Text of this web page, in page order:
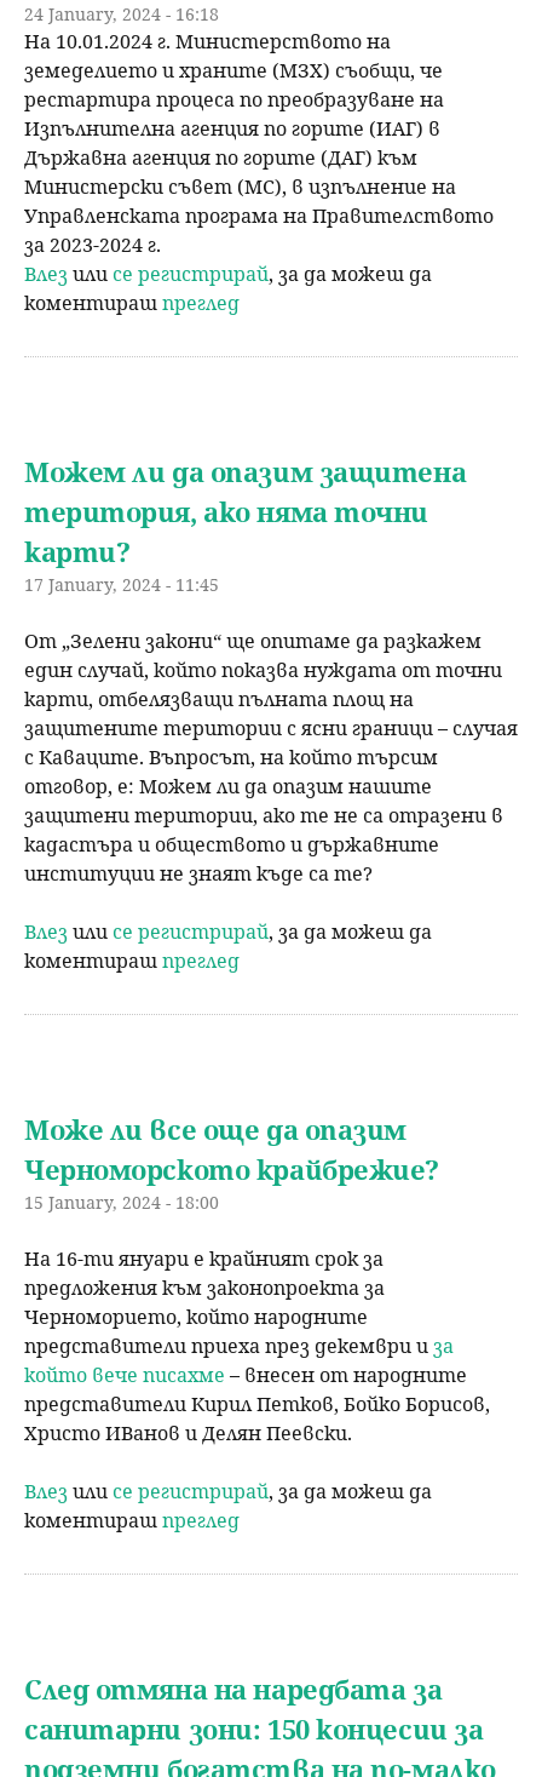
24 January, 2024 - 16:18
На 10.01.2024 г. Министерството на
земеделието и храните (МЗХ) съобщи, че
рестартира процеса по преобразуване на
Изпълнителна агенция по горите (ИАГ) в
Държавна агенция по горите (ДАГ) към
Министерски съвет (МС), в изпълнение на
Управленската програма на Правителството
за 2023-2024 г.
Влезили се регистрирай, за да можеш да
коментирашпреглед
Можем ли да опазим защитена
територия, ако няма точни
карти?
17 January, 2024 - 11:45
От „Зелени закони“ ще опитаме да разкажем
един случай, който показва нуждата от точни
карти, отбелязващи пълната площ на
защитените територии с ясни граници – случая
с Каваците. Въпросът, на който търсим
отговор, е: Можем ли да опазим нашите
защитени територии, ако те не са отразени в
кадастъра и обществото и държавните
институции не знаят къде са те?
Влезили се регистрирай, за да можеш да
коментирашпреглед
Може ли все още да опазим
Черноморското крайбрежие?
15 January, 2024 - 18:00
На 16-ти януари е крайният срок за
предложения към законопроекта за
Черноморието, който народните
представители приеха през декември и за
който вече писахме – внесен от народните
представители Кирил Петков, Бойко Борисов,
Христо ИВанов и Делян Пеевски.
Влезили се регистрирай, за да можеш да
коментирашпреглед
След отмяна на наредбата за
санитарни зони: 150 концесии за
подземни богатства на по-малко